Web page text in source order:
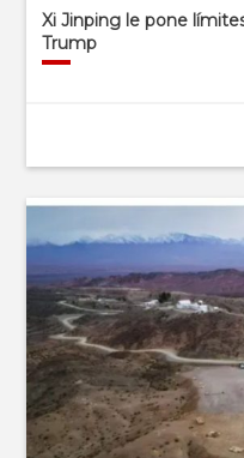
Xi Jinping le pone
Trump